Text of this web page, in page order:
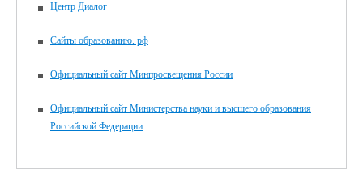
Центр Диалог
Сайты образованию. рф
Официальный сайт Минпросвещения России
Официальный сайт Министерства науки и высшего образования
Российской Федерации